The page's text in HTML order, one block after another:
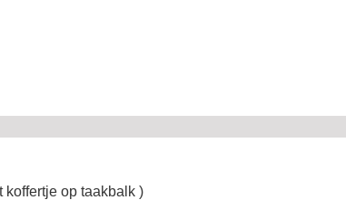
koffertje op taakbalk )